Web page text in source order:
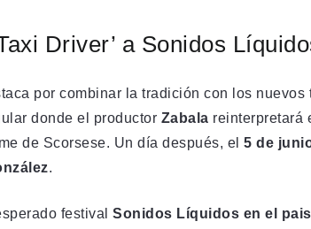
Driver’ a Sonidos
por combinar la tradición con los nuevos
donde el productor Zabala reinterpretará
de Scorsese. Un día después, el 5 de
.
festival Sonidos Líquidos en el